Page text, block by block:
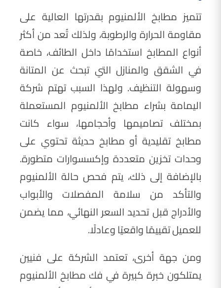
تتميز مطابخ الألمنيوم بقدرتها العالية على
مقاومة الحرارة والرطوبة، ولذلك تُعد من أكثر
أنواع المطابخ استخدامًا داخل الطائف، خاصة
في الشقق والمنازل التي تبحث عن المتانة
وسهولة التنظيف. ولهذا السبب تهتم شركة
اليمامة بشراء مطابخ الألمنيوم المستعملة
بمختلف تصاميمها وأحجامها، سواء كانت
مطابخ تقليدية أو مطابخ حديثة تحتوي على
وحدات تخزين متعددة وإكسسوارات متطورة.
بالإضافة إلى ذلك، يتم فحص حالة الألمنيوم
والتأكد من سلامة المفصلات والأبواب
والأدراج قبل تحديد السعر النهائي، مما يضمن
للعميل تقييمًا واقعيًا وعادلًا.
ومن جهة أخرى، تعتمد الشركة على فنيين
يمتلكون خبرة كبيرة في فك مطابخ الألمنيوم